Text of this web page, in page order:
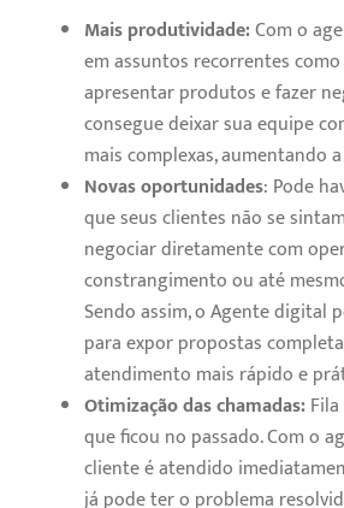
Mais produtividade:Com o
em assuntos recorrentes
apresentar produtos e fazer
consegue deixar sua equipe
mais complexas, aumentando
Novas oportunidades: Pode
que seus clientes não se
negociar diretamente com
constrangimento ou até
Sendo assim, o Agente digital
para expor propostas
atendimento mais rápido e
Otimização das chamadas:
que ficou no passado. Com o
cliente é atendido
já pode ter o problema